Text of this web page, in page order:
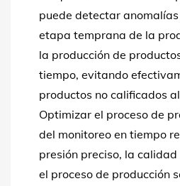
puede detectar
etapa temprana de la
la producción de
tiempo, evitando
productos no calificados
Optimizar el proceso de
del monitoreo en tiempo
presión preciso, la
el proceso de producción